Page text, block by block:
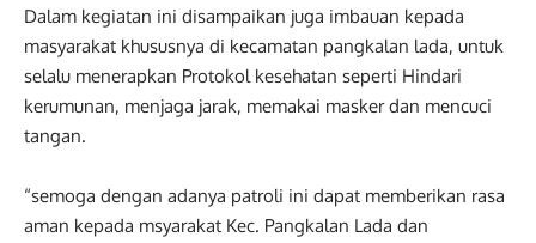
Dalam kegiatan ini disampaikan juga imbauan kepada
masyarakat khususnya di kecamatan pangkalan lada, untuk
selalu menerapkan Protokol kesehatan seperti Hindari
kerumunan, menjaga jarak, memakai masker dan mencuci
tangan.
“semoga dengan adanya patroli ini dapat memberikan rasa
aman kepada msyarakat Kec. Pangkalan Lada dan